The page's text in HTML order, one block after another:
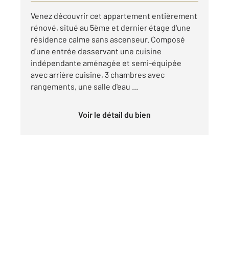
Venez découvrir cet appartement entièrement
rénové, situé au 5ème et dernier étage d'une
résidence calme sans ascenseur. Composé
d'une entrée desservant une cuisine
indépendante aménagée et semi-équipée
avec arrière cuisine, 3 chambres avec
rangements, une salle d'eau ...
Voir le détail du bien